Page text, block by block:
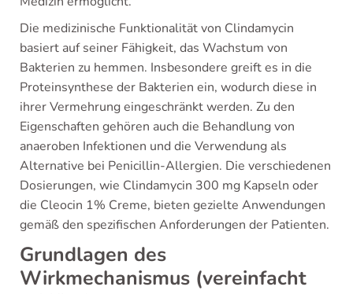
Die medizinische Funktionalität von Clindamycin
basiert auf seiner Fähigkeit, das Wachstum von
Bakterien zu hemmen. Insbesondere greift es in die
Proteinsynthese der Bakterien ein, wodurch diese in
ihrer Vermehrung eingeschränkt werden. Zu den
Eigenschaften gehören auch die Behandlung von
anaeroben Infektionen und die Verwendung als
Alternative bei Penicillin-Allergien. Die verschiedenen
Dosierungen, wie Clindamycin 300 mg Kapseln oder
die Cleocin 1% Creme, bieten gezielte Anwendungen
gemäß den spezifischen Anforderungen der Patienten.
Grundlagen des
Wirkmechanismus (vereinfacht